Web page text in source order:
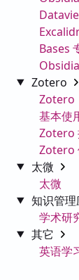
Bases
Zotero
Zotero
基本使
Zotero
Zotero
太微
太微
知识管理
学术研
其它
英语学